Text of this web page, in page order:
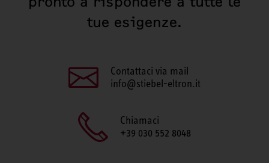
tue esigenze.
Contattaci via mail
info@stiebel-eltron.it
Chiamaci
+39 030 552 8048